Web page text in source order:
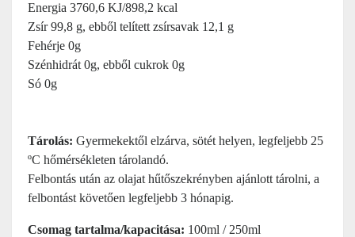
Energia 3760,6 KJ/898,2 kcal
Zsír 99,8 g, ebből telített zsírsavak 12,1 g
Fehérje 0g
Szénhidrát 0g, ebből cukrok 0g
Só 0g
Tárolás: Gyermekektől elzárva, sötét helyen, legfeljebb 25
ºC hőmérsékleten tárolandó.
Felbontás után az olajat hűtőszekrényben ajánlott tárolni, a
felbontást követően legfeljebb 3 hónapig.
Csomag tartalma/kapacitása: 100ml / 250ml